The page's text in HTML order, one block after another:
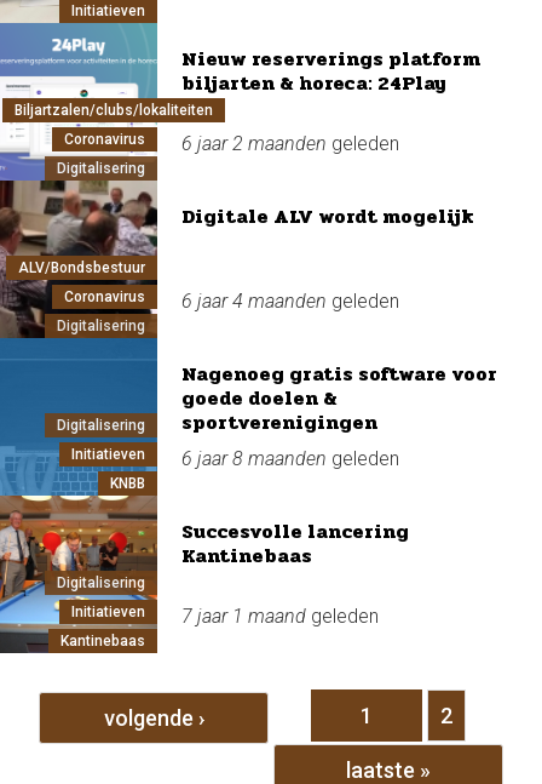
Initiatieven
Biljartzalen/clubs/lokaliteiten
Coronavirus
Digitalisering
Nieuw reserverings platform
biljarten & horeca: 24Play
6 jaar 2 maanden geleden
ALV/Bondsbestuur
Coronavirus
Digitalisering
Digitale ALV wordt mogelijk
6 jaar 4 maanden geleden
Digitalisering
Initiatieven
KNBB
Nagenoeg gratis software voor
goede doelen &
sportverenigingen
6 jaar 8 maanden geleden
Digitalisering
Initiatieven
Kantinebaas
Succesvolle lancering
Kantinebaas
7 jaar 1 maand geleden
Pagina's
1 2
volgende ›
laatste »